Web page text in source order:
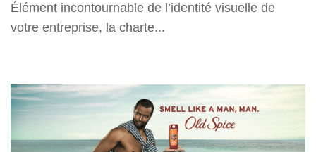
Élément incontournable de l’identité visuelle de
votre entreprise, la charte...